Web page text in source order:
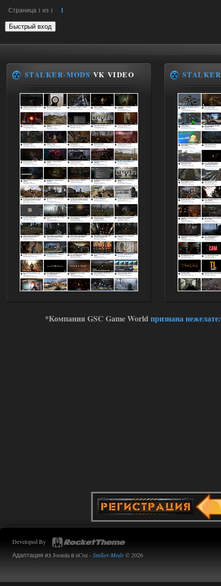
Страница 1 из 1 1
STALKER-MODS VK VIDEO
*Компания GSC Game Worldпризнана
Developed By
Адаптация из Joomla в uCoz -Stalker-Mods© 2026